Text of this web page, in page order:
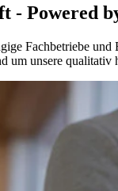
- Powered
Fachbetriebe und
um unsere